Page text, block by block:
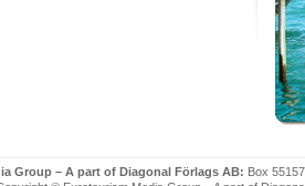
Group – A part of Diagonal Förlags AB: Box